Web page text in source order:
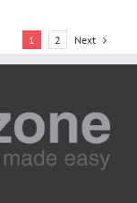
1 2 Next